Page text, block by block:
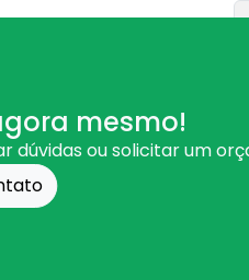
mesmo!
dúvidas ou solicitar um